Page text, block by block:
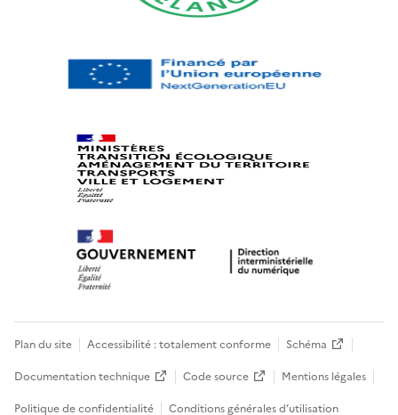
Plan du site Accessibilité : totalement conforme
Schéma
Documentation technique
Code source
Mentions légales
Politique de confidentialité
Conditions générales d’utilisation